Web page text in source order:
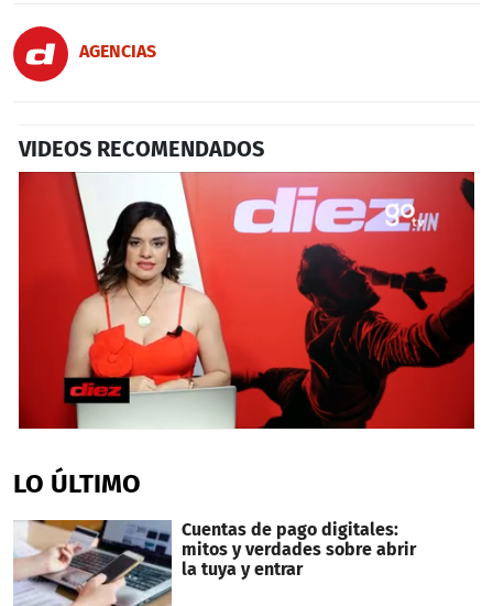
AGENCIAS
VIDEOS RECOMENDADOS
of
5
51
seconds
LO ÚLTIMO
Cuentas de pago digitales:
mitos y verdades sobre abrir
la tuya y entrar